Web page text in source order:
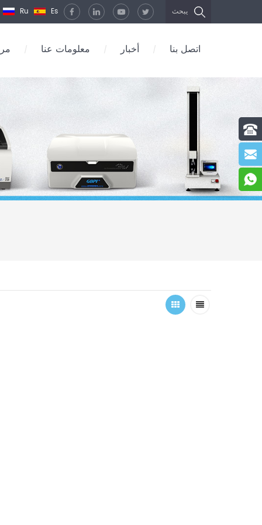
يبحث Ru Es
/ معلومات عنا / أخبار / اتصل بنا